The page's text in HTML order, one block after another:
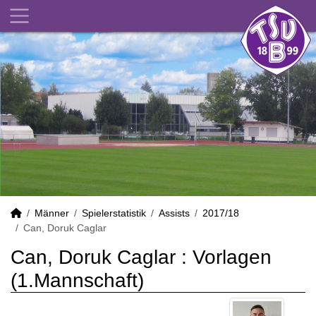
Männer Spielerstatistik Assists
2017/18
Can, Doruk Caglar
Can, Doruk Caglar : Vorlagen
(1.Mannschaft)